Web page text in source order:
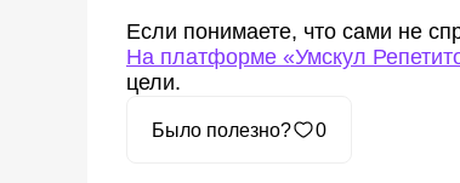
Если понимаете, что сами не
На платформе «Умскул
цели.
Было полезно? 0